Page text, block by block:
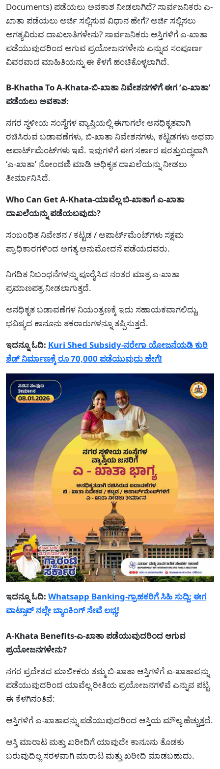
Documents) ಪಡೆಯಲು ಅವಕಾಶ ನೀಡಲಾಗಿದೆ? ಸಾರ್ವಜನಿಕರು ಎ-
ಖಾತಾ ಪಡೆಯಲು ಅರ್ಜಿ ಸಲ್ಲಿಸುವ ವಿಧಾನ ಹೇಗೆ? ಅರ್ಜಿ ಸಲ್ಲಿಸಲು
ಅಗತ್ಯವಿರುವ ದಾಖಲಾತಿಗಳೇನು? ಸಾರ್ವಜನಿಕರು ಆಸ್ತಿಗಳಿಗೆ ಎ-ಖಾತಾ
ಪಡೆಯುವುದರಿಂದ ಅಗುವ ಪ್ರಯೋಜನಗಳೇನು ಎನ್ನುವ ಸಂಪೂರ್ಣ
ವಿವರವಾದ ಮಾಹಿತಿಯನ್ನು ಈ ಕೆಳಗೆ ಹಂಚಿಕೊಳ್ಳಲಾಗಿದೆ.
B-Khatha To A-Khata-ಬಿ-ಖಾತಾ ನಿವೇಶನಗಳಿಗೆ ಈಗ ‘ಎ-ಖಾತಾ’
ಪಡೆಯಲು ಅವಕಾಶ:
ನಗರ ಸ್ಥಳೀಯ ಸಂಸ್ಥೆಗಳ ವ್ಯಾಪ್ತಿಯಲ್ಲಿ ಈಗಾಗಲೇ ಅನಧಿಕೃತವಾಗಿ
ರಚಿಸಿರುವ ಬಡಾವಣೆಗಳು, ಬಿ-ಖಾತಾ ನಿವೇಶನಗಳು, ಕಟ್ಟಡಗಳು ಅಥವಾ
ಅಪಾರ್ಟ್‌ಮೆಂಟ್‌ಗಳು ಇವೆ. ಇವುಗಳಿಗೆ ಈಗ ಸರ್ಕಾರ ಷರತ್ತುಬದ್ಧವಾಗಿ
‘ಎ-ಖಾತಾ’ ನೋಂದಣಿ ಮಾಡಿ ಅಧಿಕೃತ ದಾಖಲೆಯನ್ನು ನೀಡಲು
ತೀರ್ಮಾನಿಸಿದೆ.
Who Can Get A-Khata-ಯಾವೆಲ್ಲ ಬಿ-ಖಾತಾಗೆ ಎ-ಖಾತಾ
ದಾಖಲೆಯನ್ನು ಪಡೆಯಬವುದು?
ಸಂಬಂಧಿತ ನಿವೇಶನ / ಕಟ್ಟಡ / ಅಪಾರ್ಟ್‌ಮೆಂಟ್‌ಗಳು ಸಕ್ಷಮ
ಪ್ರಾಧಿಕಾರಗಳಿಂದ ಅಗತ್ಯ ಅನುಮೋದನೆ ಪಡೆಯದವರು.
ನಿಗದಿತ ನಿಬಂಧನೆಗಳನ್ನು ಪೂರೈಸಿದ ನಂತರ ಮಾತ್ರ ಎ-ಖಾತಾ
ಪ್ರಮಾಣಪತ್ರ ನೀಡಲಾಗುತ್ತದೆ.
ಅನಧಿಕೃತ ಬಡಾವಣೆಗಳ ನಿಯಂತ್ರಣಕ್ಕೆ ಇದು ಸಹಾಯಕವಾಗಲಿದ್ದು,
ಭವಿಷ್ಯದ ಕಾನೂನು ತಕರಾರುಗಳನ್ನೂ ತಪ್ಪಿಸುತ್ತದೆ.
ಇದನ್ನೂ ಓದಿ: Kuri Shed Subsidy-ನರೇಗಾ ಯೋಜನೆಯಡಿ ಕುರಿ
ಶೆಡ್ ನಿರ್ಮಾಣಕ್ಕೆ ರೂ 70,000 ಪಡೆಯುವುದು ಹೇಗೆ!
ಇದನ್ನೂ ಓದಿ: Whatsapp Banking-ಗ್ರಾಹಕರಿಗೆ ಸಿಹಿ ಸುದ್ದಿ: ಈಗ
ವಾಟ್ಸಾಪ್ ನಲ್ಲೇ ಬ್ಯಾಂಕಿಂಗ್ ಸೇವೆ ಲಭ್ಯ!
A-Khata Benefits-ಎ-ಖಾತಾ ಪಡೆಯುವುದರಿಂದ ಆಗುವ
ಪ್ರಯೋಜನಗಳೇನು?
ನಗರ ಪ್ರದೇಶದ ಮಾಲೀಕರು ತಮ್ಮ ಬಿ-ಖಾತಾ ಆಸ್ತಿಗಳಿಗೆ ಎ-ಖಾತಾವನ್ನು
ಪಡೆಯುವುದರಿಂದ ಯಾವೆಲ್ಲ ರೀತಿಯ ಪ್ರಯೋಜನಗಳಿವೆ ಎನ್ನುವ ಪಟ್ಟಿ
ಈ ಕೆಳಗಿನಂತಿವೆ:
ಆಸ್ತಿಗಳಿಗೆ ಎ-ಖಾತಾವನ್ನು ಪಡೆಯುವುದರಿಂದ ಆಸ್ತಿಯ ಮೌಲ್ಯ ಹೆಚ್ಚುತ್ತದೆ.
ಆಸ್ತಿ ಮಾರಾಟ ಮತ್ತು ಖರೀದಿಗೆ ಯಾವುದೇ ಕಾನೂನು ತೊಡಕು
ಬರುವುದಿಲ್ಲ ಸರಳವಾಗಿ ಮಾರಾಟ ಮತ್ತು ಖರೀದಿ ಮಾಡಬಹುದು.